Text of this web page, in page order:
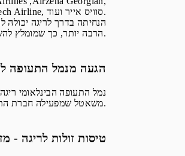
אירופלוט, KLM, אל על, Transaero, Belavia, Ukraine International, Czech Airline, סוויס אייר ועוד.
הרבה יותר, כך שמומלץ להשקיע מעט זמן בחיפוש אחר האופציה המתאימה ביותר.
הגעה מנמל התעופה
משאטל שמפעילה חברת התעופה אל המלונות שבלב ריגה. כך או כך, ההגעה מהירה ונוחה.
טיסות זולות לריגה -